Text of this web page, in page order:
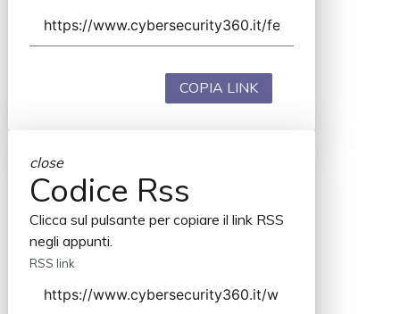
COPIA LINK
close
Codice Rss
Clicca sul pulsante per copiare il link RSS
negli appunti.
RSS link